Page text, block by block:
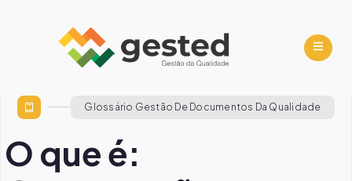
Glossário Gestão De Documentos Da Qualidade
O que é: